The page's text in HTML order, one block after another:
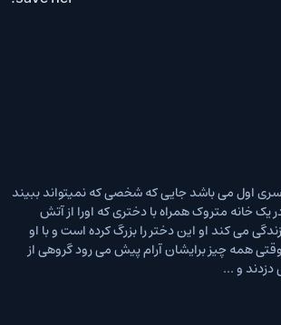
اول می باشد جایی که شخصی که نمیتواند ببیند
یک خانه متروک همراه با دختری که اورا از آتش
می کند او این دختر را بزرگ کرده است و با او
همه چیز برایشان آرام پیش می رود گروهی از
دزدند و ...